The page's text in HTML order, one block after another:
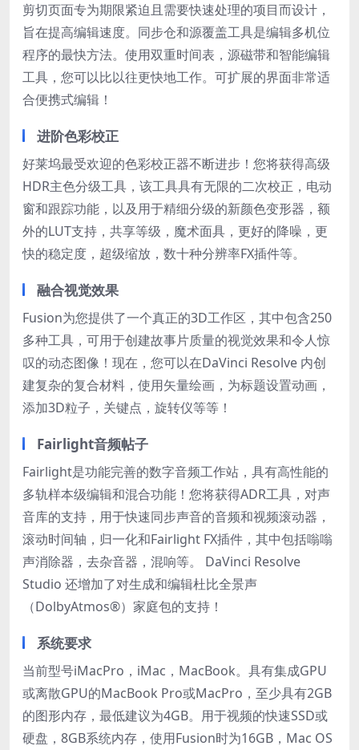
剪切页面专为期限紧迫且需要快速处理的项目而设计，
旨在提高编辑速度。同步仓和源覆盖工具是编辑多机位
程序的最快方法。使用双重时间表，源磁带和智能编辑
工具，您可以比以往更快地工作。可扩展的界面非常适
合便携式编辑！
进阶色彩校正
好莱坞最受欢迎的色彩校正器不断进步！您将获得高级
HDR主色分级工具，该工具具有无限的二次校正，电动
窗和跟踪功能，以及用于精细分级的新颜色变形器，额
外的LUT支持，共享等级，魔术面具，更好的降噪，更
快的稳定度，超级缩放，数十种分辨率FX插件等。
融合视觉效果
Fusion为您提供了一个真正的3D工作区，其中包含250
多种工具，可用于创建故事片质量的视觉效果和令人惊
叹的动态图像！现在，您可以在DaVinci Resolve 内创
建复杂的复合材料，使用矢量绘画，为标题设置动画，
添加3D粒子，关键点，旋转仪等等！
Fairlight音频帖子
Fairlight是功能完善的数字音频工作站，具有高性能的
多轨样本级编辑和混合功能！您将获得ADR工具，对声
音库的支持，用于快速同步声音的音频和视频滚动器，
滚动时间轴，归一化和Fairlight FX插件，其中包括嗡嗡
声消除器，去杂音器，混响等。 DaVinci Resolve
Studio 还增加了对生成和编辑杜比全景声
（DolbyAtmos®）家庭包的支持！
系统要求
当前型号iMacPro，iMac，MacBook。具有集成GPU
或离散GPU的MacBook Pro或MacPro，至少具有2GB
的图形内存，最低建议为4GB。用于视频的快速SSD或
硬盘，8GB系统内存，使用Fusion时为16GB，Mac OS